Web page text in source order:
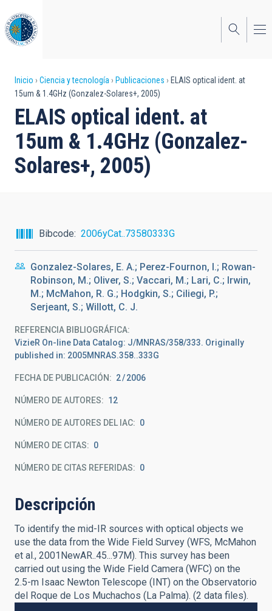
al
contenido
principal
Sobrescribir
enlaces
de
ayuda
a
Inicio Ciencia y tecnología Publicaciones
ELAIS optical ident. at
15um & 1.4GHz (Gonzalez-Solares+, 2005)
ELAIS optical ident. at
15um & 1.4GHz (Gonzalez-
Solares+, 2005)
Bibcode 2006yCat..73580333G
Gonzalez-Solares, E. A.; Perez-Fournon, I.; Rowan-
Robinson, M.; Oliver, S.; Vaccari, M.; Lari, C.; Irwin,
M.; McMahon, R. G.; Hodgkin, S.; Ciliegi, P.;
Serjeant, S.; Willott, C. J.
REFERENCIA BIBLIOGRÁFICA
VizieR On-line Data Catalog: J/MNRAS/358/333. Originally
published in: 2005MNRAS.358..333G
FECHA DE PUBLICACIÓN: 2 2006
NÚMERO DE AUTORES 12
NÚMERO DE AUTORES DEL IAC 0
NÚMERO DE CITAS 0
NÚMERO DE CITAS REFERIDAS 0
Descripción
To identify the mid-IR sources with optical objects we
use the data from the Wide Field Survey (WFS, McMahon
et al., 2001NewAR..45...97M). This survey has been
carried out using the Wide Field Camera (WFC) on the
2.5-m Isaac Newton Telescope (INT) on the Observatorio
del Roque de Los Muchachos (La Palma). (2 data files).